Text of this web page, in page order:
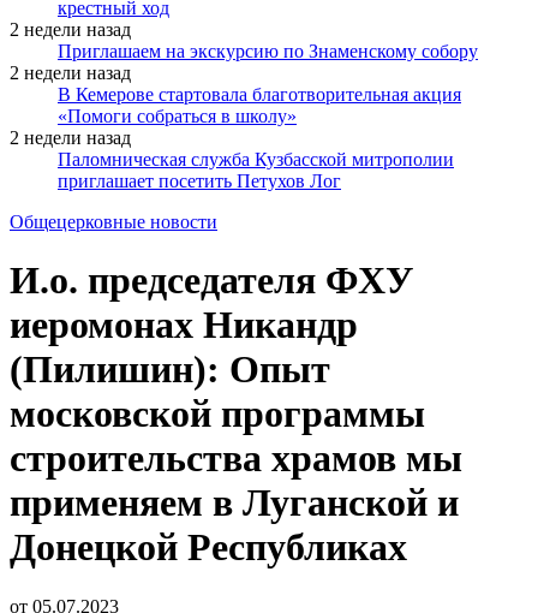
крестный ход
2 недели назад
Приглашаем на экскурсию по Знаменскому собору
2 недели назад
В Кемерове стартовала благотворительная акция
«Помоги собраться в школу»
2 недели назад
Паломническая служба Кузбасской митрополии
приглашает посетить Петухов Лог
Общецерковные новости
И.о. председателя ФХУ
иеромонах Никандр
(Пилишин): Опыт
московской программы
строительства храмов мы
применяем в Луганской и
Донецкой Республиках
от 05.07.2023